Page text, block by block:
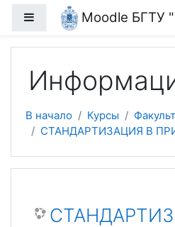
Перейти к основному содержанию
Боковая панельMoodle БГТУ
В начало Курсы
СТАНДАРТИЗАЦИЯ В